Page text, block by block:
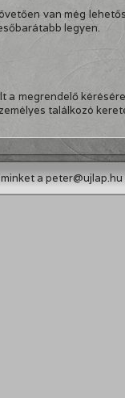
van még
legyen.
a megrendelő
találkozó
a